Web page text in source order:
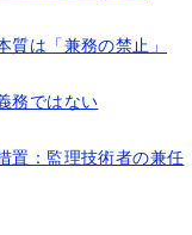
質は「兼務の禁止」
務ではない
置：監理技術者の兼任